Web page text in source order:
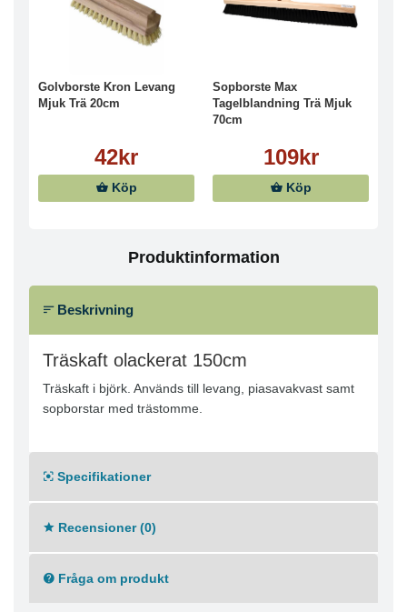
Golvborste Kron Levang
Mjuk Trä 20cm
42kr
Köp
Sopborste Max
Tagelblandning Trä Mjuk
70cm
109kr
Köp
Produktinformation
Beskrivning
Träskaft olackerat 150cm
Träskaft i björk. Används till levang, piasavakvast samt
sopborstar med trästomme.
Specifikationer
Recensioner (0)
Fråga om produkt